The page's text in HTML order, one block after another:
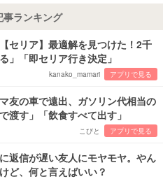
事ランキング
セリア】最適解を見つけた！2千
」「即セリア行き決定」
kanako_mamari アプリで見る
友の車で遠出、ガソリン代相当の
渡す」「飲食すべて出す」
こびと アプリで見る
返信が遅い友人にモヤモヤ。やん
ど、何と言えばいい？